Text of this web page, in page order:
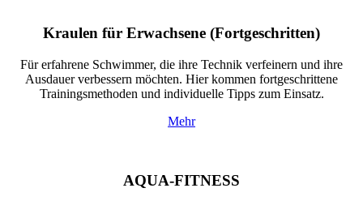
Kraulen für Erwachsene (Fortgeschritten)
Für erfahrene Schwimmer, die ihre Technik verfeinern und ihre
Ausdauer verbessern möchten. Hier kommen fortgeschrittene
Trainingsmethoden und individuelle Tipps zum Einsatz.
Mehr
AQUA-FITNESS